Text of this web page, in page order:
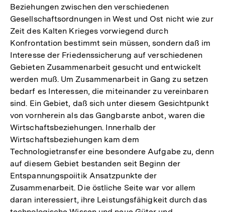
Beziehungen zwischen den verschiedenen
Gesellschaftsordnungen in West und Ost nicht wie zur
Zeit des Kalten Krieges vorwiegend durch
Konfrontation bestimmt sein müssen, sondern daß im
Interesse der Friedenssicherung auf verschiedenen
Gebieten Zusammenarbeit gesucht und entwickelt
werden muß. Um Zusammenarbeit in Gang zu setzen
bedarf es Interessen, die miteinander zu vereinbaren
sind. Ein Gebiet, daß sich unter diesem Gesichtpunkt
von vornherein als das Gangbarste anbot, waren die
Wirtschaftsbeziehungen. Innerhalb der
Wirtschaftsbeziehungen kam dem
Technologietransfer eine besondere Aufgabe zu, denn
auf diesem Gebiet bestanden seit Beginn der
Entspannungspoiitik Ansatzpunkte der
Zusammenarbeit. Die östliche Seite war vor allem
daran interessiert, ihre Leistungsfähigkeit durch das